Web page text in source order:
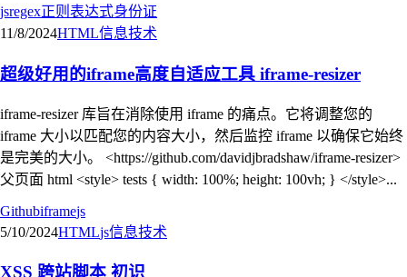
jsregex正则表达式身份证
11/8/2024HTML信息技术
超级好用的iframe高度自适应工具 iframe-resizer
iframe-resizer 库旨在消除使用 iframe 的痛点。它将调整您的
iframe 大小以匹配您的内容大小，然后监控 iframe 以确保它始终
是完美的大小。 <https://github.com/davidjbradshaw/iframe-resizer>
父页面 html <style> tests { width: 100%; height: 100vh; } </style>...
Githubiframejs
5/10/2024HTMLjs信息技术
XSS 跨站脚本 初识